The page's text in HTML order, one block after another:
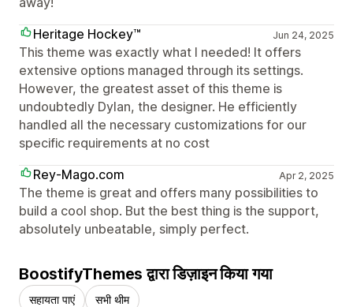
Heritage Hockey™
Jun 24, 2025
This theme was exactly what I needed! It offers
extensive options managed through its settings.
However, the greatest asset of this theme is
undoubtedly Dylan, the designer. He efficiently
handled all the necessary customizations for our
specific requirements at no cost
Rey-Mago.com
Apr 2, 2025
The theme is great and offers many possibilities to
build a cool shop. But the best thing is the support,
absolutely unbeatable, simply perfect.
BoostifyThemes द्वारा डिज़ाइन किया गया
सहायता पाएं सभी थीम